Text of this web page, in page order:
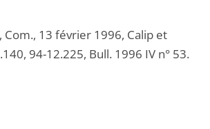
Com., 13 février 1996, Calip et
94-12.225, Bull. 1996 IV n° 53.